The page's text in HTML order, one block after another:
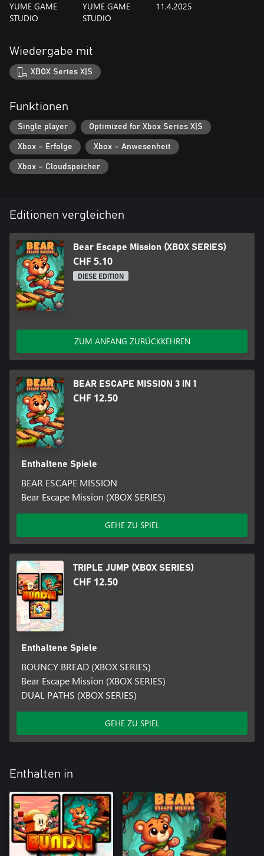
YUME GAME
STUDIO
YUME GAME
STUDIO
11.4.2025
Wiedergabe mit
XBOX Series X|S
Funktionen
Single player Optimized for Xbox Series X|S
Xbox – Erfolge Xbox – Anwesenheit
Xbox – Cloudspeicher
Editionen vergleichen
Bear Escape Mission (XBOX SERIES)
CHF 5.10
DIESE EDITION
ZUM ANFANG ZURÜCKKEHREN
BEAR ESCAPE MISSION 3 IN 1
CHF 12.50
Enthaltene Spiele
BEAR ESCAPE MISSION
Bear Escape Mission (XBOX SERIES)
GEHE ZU SPIEL
TRIPLE JUMP (XBOX SERIES)
CHF 12.50
Enthaltene Spiele
BOUNCY BREAD (XBOX SERIES)
Bear Escape Mission (XBOX SERIES)
DUAL PATHS (XBOX SERIES)
GEHE ZU SPIEL
Enthalten in